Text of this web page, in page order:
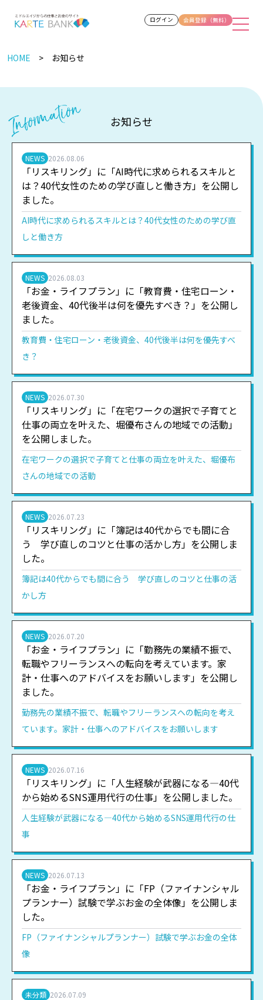
ログイン 会員登録（無料）
HOME お知らせ
お知らせ
NEWS 2026.08.06
「リスキリング」に「AI時代に求められるスキルと
は？40代女性のための学び直しと働き方」を公開し
ました。
AI時代に求められるスキルとは？40代女性のための学び直
しと働き方
NEWS 2026.08.03
「お金・ライフプラン」に「教育費・住宅ローン・
老後資金、40代後半は何を優先すべき？」を公開し
ました。
教育費・住宅ローン・老後資金、40代後半は何を優先すべ
き？
NEWS 2026.07.30
「リスキリング」に「在宅ワークの選択で子育てと
仕事の両立を叶えた、堀優布さんの地域での活動」
を公開しました。
在宅ワークの選択で子育てと仕事の両立を叶えた、堀優布
さんの地域での活動
NEWS 2026.07.23
「リスキリング」に「簿記は40代からでも間に合
う 学び直しのコツと仕事の活かし方」を公開しま
した。
簿記は40代からでも間に合う 学び直しのコツと仕事の活
かし方
NEWS 2026.07.20
「お金・ライフプラン」に「勤務先の業績不振で、
転職やフリーランスへの転向を考えています。家
計・仕事へのアドバイスをお願いします」を公開し
ました。
勤務先の業績不振で、転職やフリーランスへの転向を考え
ています。家計・仕事へのアドバイスをお願いします
NEWS 2026.07.16
「リスキリング」に「人生経験が武器になる―40代
から始めるSNS運用代行の仕事」を公開しました。
人生経験が武器になる―40代から始めるSNS運用代行の仕
事
NEWS 2026.07.13
「お金・ライフプラン」に「FP（ファイナンシャル
プランナー）試験で学ぶお金の全体像」を公開しま
した。
FP（ファイナンシャルプランナー）試験で学ぶお金の全体
像
未分類 2026.07.09